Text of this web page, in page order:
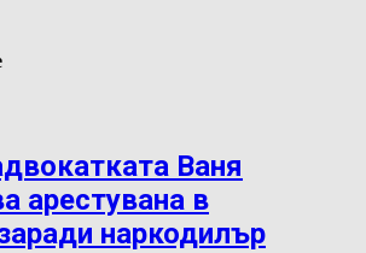
Ваня
арестувана в
наркодилър